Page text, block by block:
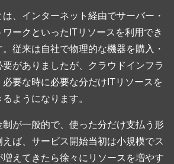
、インターネット経由でサーバー・
ークといったITリソースを利用でき
従来は自社で物理的な機器を購入・
がありましたが、クラウドインフラ
要な時に必要な分だけITリソースを
ようになります。
が一般的で、使った分だけ支払う形
ば、サービス開始当初は小規模でス
えてきたら徐々にリソースを増やす